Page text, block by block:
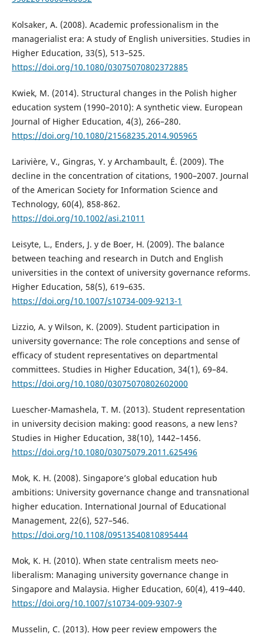
Kolsaker, A. (2008). Academic professionalism in the
managerialist era: A study of English universities. Studies in
Higher Education, 33(5), 513–525.
https://doi.org/10.1080/03075070802372885
Kwiek, M. (2014). Structural changes in the Polish higher
education system (1990–2010): A synthetic view. European
Journal of Higher Education, 4(3), 266–280.
https://doi.org/10.1080/21568235.2014.905965
Larivière, V., Gingras, Y. y Archambault, É. (2009). The
decline in the concentration of citations, 1900–2007. Journal
of the American Society for Information Science and
Technology, 60(4), 858-862.
https://doi.org/10.1002/asi.21011
Leisyte, L., Enders, J. y de Boer, H. (2009). The balance
between teaching and research in Dutch and English
universities in the context of university governance reforms.
Higher Education, 58(5), 619–635.
https://doi.org/10.1007/s10734-009-9213-1
Lizzio, A. y Wilson, K. (2009). Student participation in
university governance: The role conceptions and sense of
efficacy of student representatives on departmental
committees. Studies in Higher Education, 34(1), 69–84.
https://doi.org/10.1080/03075070802602000
Luescher-Mamashela, T. M. (2013). Student representation
in university decision making: good reasons, a new lens?
Studies in Higher Education, 38(10), 1442–1456.
https://doi.org/10.1080/03075079.2011.625496
Mok, K. H. (2008). Singapore’s global education hub
ambitions: University governance change and transnational
higher education. International Journal of Educational
Management, 22(6), 527–546.
https://doi.org/10.1108/09513540810895444
Mok, K. H. (2010). When state centralism meets neo-
liberalism: Managing university governance change in
Singapore and Malaysia. Higher Education, 60(4), 419–440.
https://doi.org/10.1007/s10734-009-9307-9
Musselin, C. (2013). How peer review empowers the